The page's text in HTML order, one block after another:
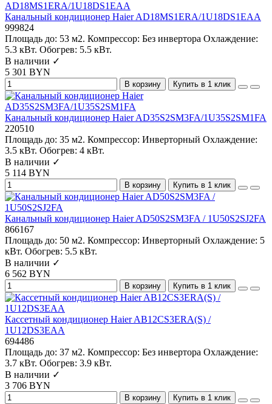
Канальный кондиционер Haier AD18MS1ERA/1U18DS1EAA
999824
Площадь до: 53 м2. Компрессор: Без инвертора Охлаждение:
5.3 кВт. Обогрев: 5.5 кВт.
В наличии ✓
5 301 BYN
В корзину Купить в 1 клик
Канальный кондиционер Haier AD35S2SM3FA/1U35S2SM1FA
220510
Площадь до: 35 м2. Компрессор: Инверторный Охлаждение:
3.5 кВт. Обогрев: 4 кВт.
В наличии ✓
5 114 BYN
В корзину Купить в 1 клик
Канальный кондиционер Haier AD50S2SM3FA / 1U50S2SJ2FA
866167
Площадь до: 50 м2. Компрессор: Инверторный Охлаждение: 5
кВт. Обогрев: 5.5 кВт.
В наличии ✓
6 562 BYN
В корзину Купить в 1 клик
Кассетный кондиционер Haier AB12CS3ERA(S) /
1U12DS3EAA
694486
Площадь до: 37 м2. Компрессор: Без инвертора Охлаждение:
3.7 кВт. Обогрев: 3.9 кВт.
В наличии ✓
3 706 BYN
В корзину Купить в 1 клик